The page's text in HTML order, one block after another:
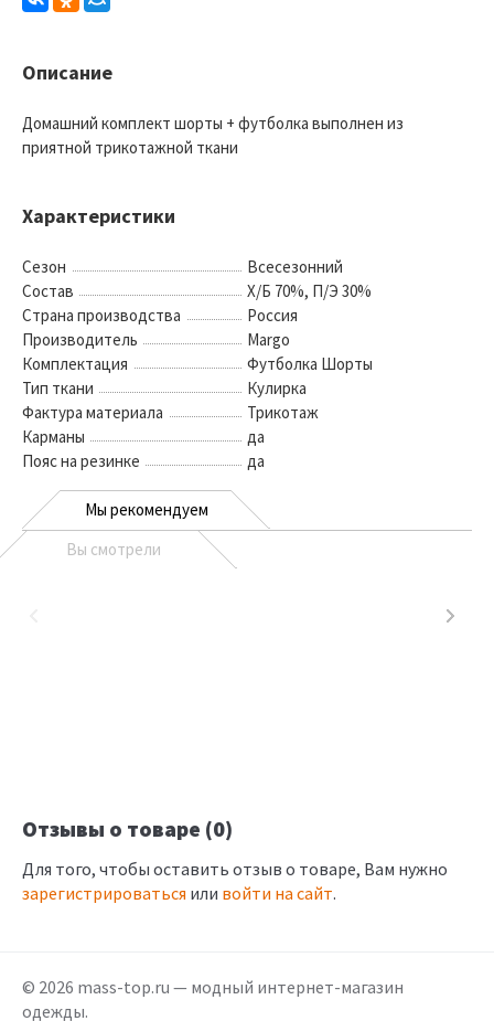
Описание
Домашний комплект шорты + футболка выполнен из
приятной трикотажной ткани
Характеристики
Сезон
Всесезонний
Состав
Х/Б 70%, П/Э 30%
Страна производства
Россия
Производитель
Margo
Комплектация
Футболка Шорты
Тип ткани
Кулирка
Фактура материала
Трикотаж
Карманы
да
Пояс на резинке
да
Мы рекомендуем
Вы смотрели
Отзывы о товаре (0)
Для того, чтобы оставить отзыв о товаре, Вам нужно
зарегистрироваться или войти на сайт.
© 2026 mass-top.ru — модный интернет-магазин
одежды.